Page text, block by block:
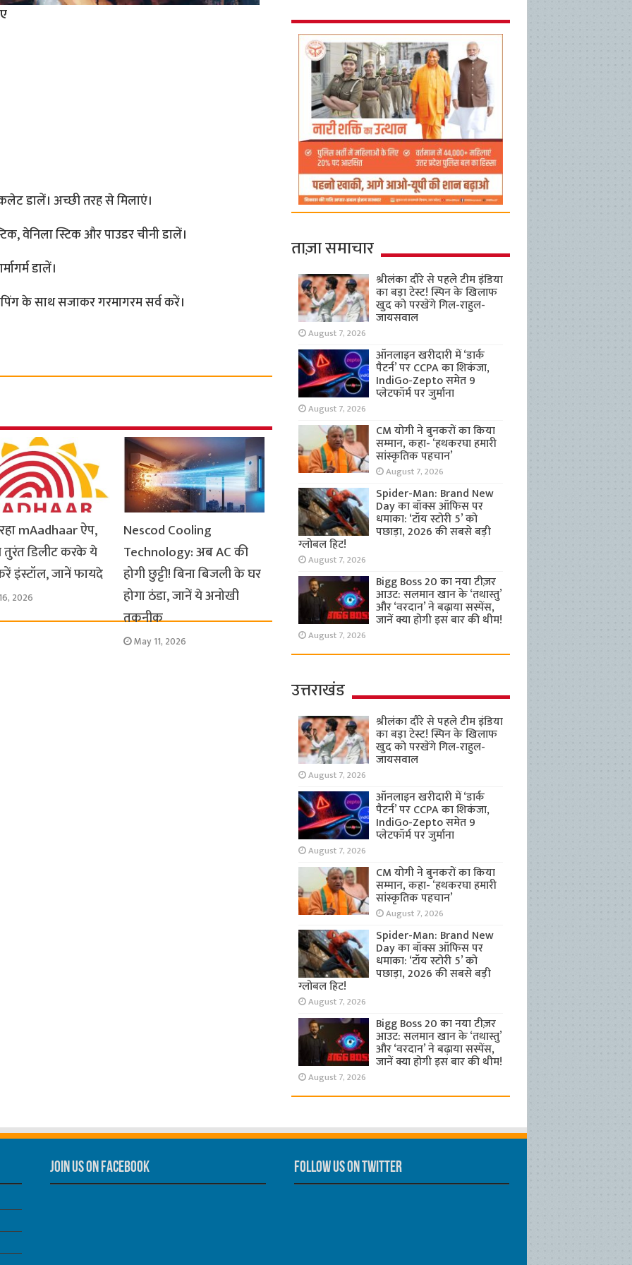
डालें। अच्छी तरह से मिलाएं।
वेनिला स्टिक और पाउडर चीनी डालें।
डालें।
के साथ सजाकर गरमागरम सर्व करें।
mAadhaar ऐप,
डिलीट करके ये
इंस्टॉल, जानें फायदे
2026
Nescod Cooling
Technology: अब AC की
होगी छुट्टी! बिना बिजली के घर
होगा ठंडा, जानें ये अनोखी
तकनीक
May 11, 2026
ताज़ा समाचार
श्रीलंका दौरे से पहले टीम इंडिया
का बड़ा टेस्ट! स्पिन के खिलाफ
खुद को परखेंगे गिल-राहुल-
जायसवाल
August 7, 2026
ऑनलाइन खरीदारी में ‘डार्क
पैटर्न’ पर CCPA का शिकंजा,
IndiGo-Zepto समेत 9
प्लेटफॉर्म पर जुर्माना
August 7, 2026
CM योगी ने बुनकरों का किया
सम्मान, कहा- ‘हथकरघा हमारी
सांस्कृतिक पहचान’
August 7, 2026
Spider-Man: Brand New
Day का बॉक्स ऑफिस पर
धमाका: ‘टॉय स्टोरी 5’ को
पछाड़ा, 2026 की सबसे बड़ी
ग्लोबल हिट!
August 7, 2026
Bigg Boss 20 का नया टीज़र
आउट: सलमान खान के ‘तथास्तु’
और ‘वरदान’ ने बढ़ाया सस्पेंस,
जानें क्या होगी इस बार की थीम!
August 7, 2026
उत्तराखंड
श्रीलंका दौरे से पहले टीम इंडिया
का बड़ा टेस्ट! स्पिन के खिलाफ
खुद को परखेंगे गिल-राहुल-
जायसवाल
August 7, 2026
ऑनलाइन खरीदारी में ‘डार्क
पैटर्न’ पर CCPA का शिकंजा,
IndiGo-Zepto समेत 9
प्लेटफॉर्म पर जुर्माना
August 7, 2026
CM योगी ने बुनकरों का किया
सम्मान, कहा- ‘हथकरघा हमारी
सांस्कृतिक पहचान’
August 7, 2026
Spider-Man: Brand New
Day का बॉक्स ऑफिस पर
धमाका: ‘टॉय स्टोरी 5’ को
पछाड़ा, 2026 की सबसे बड़ी
ग्लोबल हिट!
August 7, 2026
Bigg Boss 20 का नया टीज़र
आउट: सलमान खान के ‘तथास्तु’
और ‘वरदान’ ने बढ़ाया सस्पेंस,
जानें क्या होगी इस बार की थीम!
August 7, 2026
Join us on Facebook Follow us on Twitter